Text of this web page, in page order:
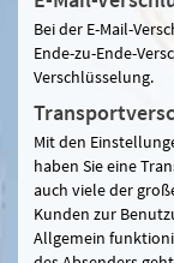
Bei der E-Mail-
Ende-zu-Ende-
Verschlüsselung.
Mit den
haben Sie eine
auch viele der
Kunden zur
Allgemein